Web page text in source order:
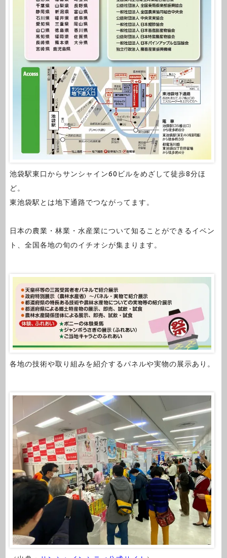
池袋駅東口からサンシャイン60ビルをめざして徒歩8分ほ
ど。
東池袋駅とは地下通路でつながってます。
日本の農業・林業・水産業について知ることができるイベン
ト、全国各地の旬のイチオシが集まります。
各地の技術や取り組みを紹介するパネルや実物の展示あり。